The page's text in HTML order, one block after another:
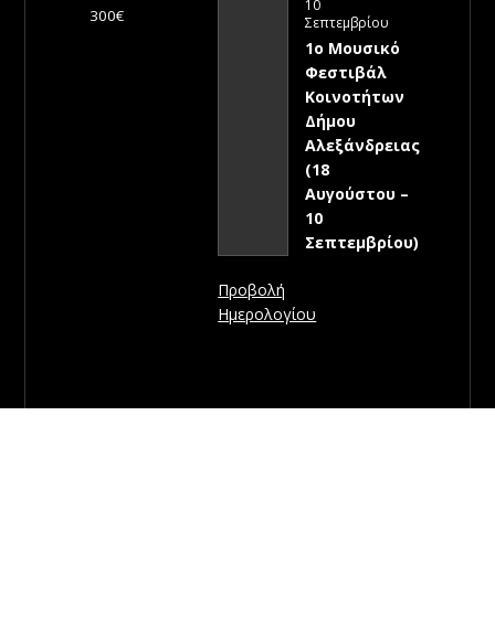
300€
10
Σεπτεμβρίου
1ο Μουσικό
Φεστιβάλ
Κοινοτήτων
Δήμου
Αλεξάνδρειας
(18
Αυγούστου –
10
Σεπτεμβρίου)